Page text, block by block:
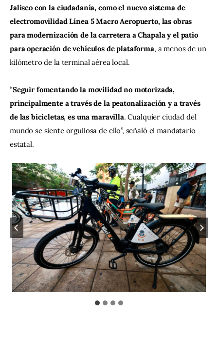
Jalisco con la ciudadanía, como el nuevo sistema de
electromovilidad Línea 5 Macro Aeropuerto, las obras
para modernización de la carretera a Chapala y el patio
para operación de vehículos de plataforma, a menos de un
kilómetro de la terminal aérea local.
“Seguir fomentando la movilidad no motorizada,
principalmente a través de la peatonalización y a través
de las bicicletas, es una maravilla. Cualquier ciudad del
mundo se siente orgullosa de ello”, señaló el mandatario
estatal.